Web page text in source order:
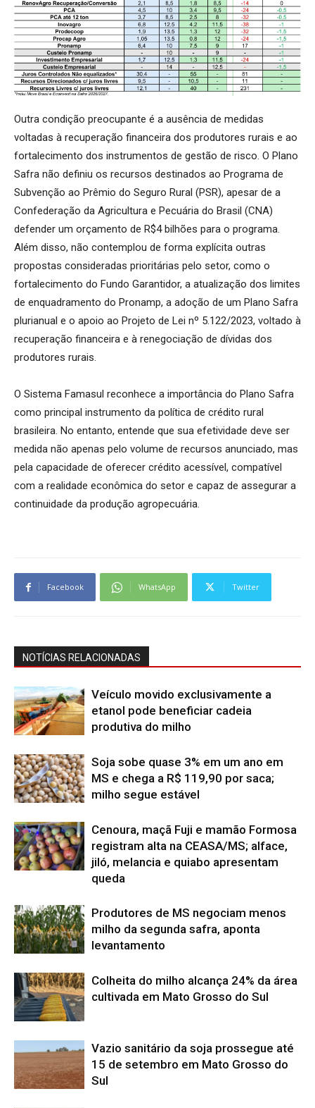
Outra condição preocupante é a ausência de medidas
voltadas à recuperação financeira dos produtores rurais e ao
fortalecimento dos instrumentos de gestão de risco. O Plano
Safra não definiu os recursos destinados ao Programa de
Subvenção ao Prêmio do Seguro Rural (PSR), apesar de a
Confederação da Agricultura e Pecuária do Brasil (CNA)
defender um orçamento de R$4 bilhões para o programa.
Além disso, não contemplou de forma explícita outras
propostas consideradas prioritárias pelo setor, como o
fortalecimento do Fundo Garantidor, a atualização dos limites
de enquadramento do Pronamp, a adoção de um Plano Safra
plurianual e o apoio ao Projeto de Lei nº 5.122/2023, voltado à
recuperação financeira e à renegociação de dívidas dos
produtores rurais.
O Sistema Famasul reconhece a importância do Plano Safra
como principal instrumento da política de crédito rural
brasileira. No entanto, entende que sua efetividade deve ser
medida não apenas pelo volume de recursos anunciado, mas
pela capacidade de oferecer crédito acessível, compatível
com a realidade econômica do setor e capaz de assegurar a
continuidade da produção agropecuária.
Facebook WhatsApp Twitter
NOTÍCIAS RELACIONADAS
Veículo movido exclusivamente a
etanol pode beneficiar cadeia
produtiva do milho
Soja sobe quase 3% em um ano em
MS e chega a R$ 119,90 por saca;
milho segue estável
Cenoura, maçã Fuji e mamão Formosa
registram alta na CEASA/MS; alface,
jiló, melancia e quiabo apresentam
queda
Produtores de MS negociam menos
milho da segunda safra, aponta
levantamento
Colheita do milho alcança 24% da área
cultivada em Mato Grosso do Sul
Vazio sanitário da soja prossegue até
15 de setembro em Mato Grosso do
Sul